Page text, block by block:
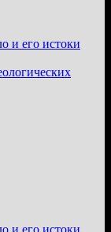
и его истоки
и его истоки